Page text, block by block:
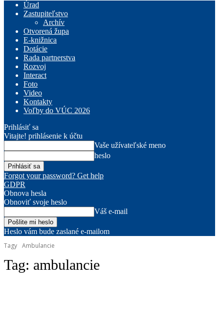
Úrad
Zastupiteľstvo
Archív
Otvorená župa
E-knižnica
Dotácie
Rada partnerstva
Rozvoj
Interact
Foto
Video
Kontakty
Voľby do VÚC 2026
Prihlásiť sa
Vitajte! prihlásenie k účtu
Vaše užívateľské meno
heslo
Forgot your password? Get help
GDPR
Obnova hesla
Obnoviť svoje heslo
Váš e-mail
Heslo vám bude zaslané e-mailom
Tagy Ambulancie
Tag: ambulancie